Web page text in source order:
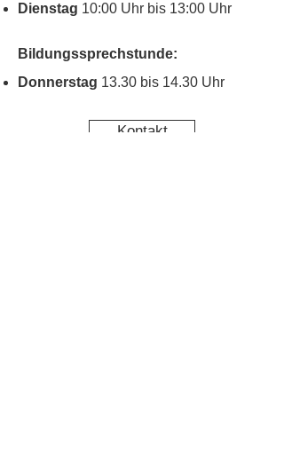
Dienstag 10:00 Uhr bis 13:00 Uhr
Bildungssprechstunde:
Donnerstag 13.30 bis 14.30 Uhr
Kontakt